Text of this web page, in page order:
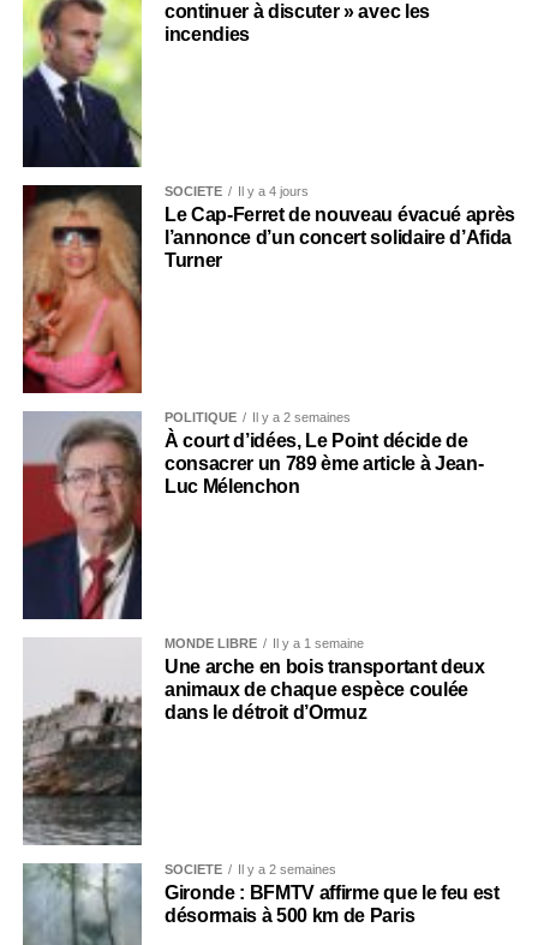
continuer à discuter » avec les
incendies
SOCIÉTÉ Il y a 4 jours
Le Cap-Ferret de nouveau évacué après
l’annonce d’un concert solidaire d’Afida
Turner
POLITIQUE Il y a 2 semaines
À court d’idées, Le Point décide de
consacrer un 789 ème article à Jean-
Luc Mélenchon
MONDE LIBRE Il y a 1 semaine
Une arche en bois transportant deux
animaux de chaque espèce coulée
dans le détroit d’Ormuz
SOCIÉTÉ Il y a 2 semaines
Gironde : BFMTV affirme que le feu est
désormais à 500 km de Paris